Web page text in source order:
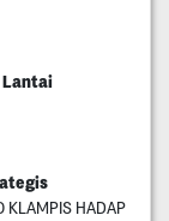
KLAMPIS HADAP